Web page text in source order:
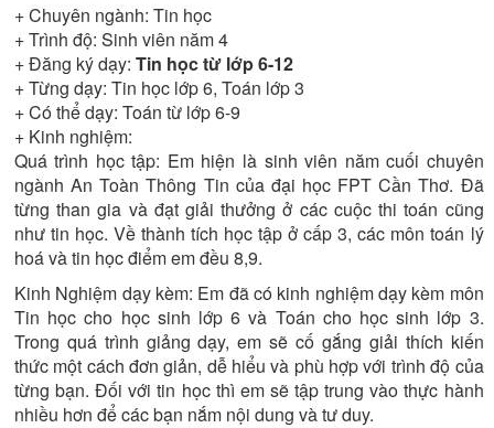
+ Chuyên ngành: Tin học
+ Trình độ: Sinh viên năm 4
+ Đăng ký dạy: Tin học từ lớp 6-12
+ Từng dạy: Tin học lớp 6, Toán lớp 3
+ Có thể dạy: Toán từ lớp 6-9
+ Kinh nghiệm:
Quá trình học tập: Em hiện là sinh viên năm cuối chuyên
ngành An Toàn Thông Tin của đại học FPT Cần Thơ. Đã
từng than gia và đạt giải thưởng ở các cuộc thi toán cũng
như tin học. Về thành tích học tập ở cấp 3, các môn toán lý
hoá và tin học điểm em đều 8,9.
Kinh Nghiệm dạy kèm: Em đã có kinh nghiệm dạy kèm môn
Tin học cho học sinh lớp 6 và Toán cho học sinh lớp 3.
Trong quá trình giảng dạy, em sẽ cố gắng giải thích kiến
thức một cách đơn giản, dễ hiểu và phù hợp với trình độ của
từng bạn. Đối với tin học thì em sẽ tập trung vào thực hành
nhiều hơn để các bạn nắm nội dung và tư duy.